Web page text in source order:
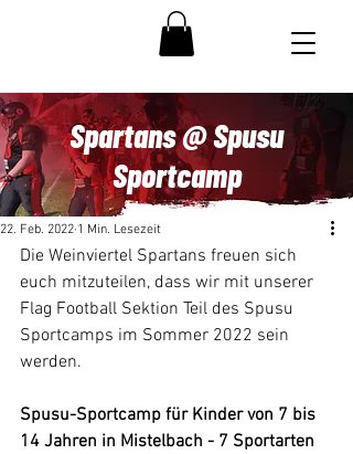
Spartans @ Spusu
Sportcamp
22. Feb. 2022 1 Min. Lesezeit
Die Weinviertel Spartans freuen sich
euch mitzuteilen, dass wir mit unserer
Flag Football Sektion Teil des Spusu
Sportcamps im Sommer 2022 sein
werden.
Spusu-Sportcamp für Kinder von 7 bis
14 Jahren in Mistelbach - 7 Sportarten